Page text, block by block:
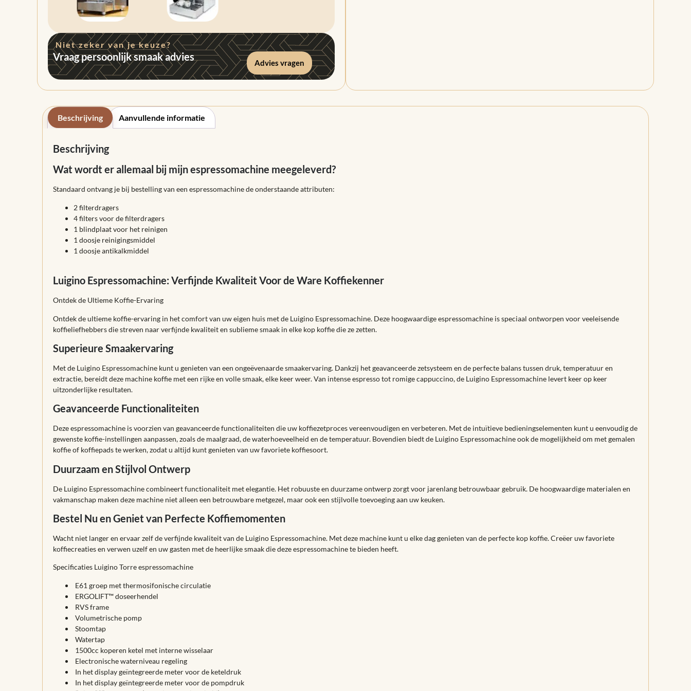
Niet zeker van je keuze?
Vraag persoonlijk smaak advies Advies vragen
Beschrijving Aanvullende informatie
Beschrijving
Wat wordt er allemaal bij mijn espressomachine meegeleverd?
Standaard ontvang je bij bestelling van een espressomachine de onderstaande attributen:
2 filterdragers
4 filters voor de filterdragers
1 blindplaat voor het reinigen
1 doosje reinigingsmiddel
1 doosje antikalkmiddel
Luigino Espressomachine: Verfijnde Kwaliteit Voor de Ware Koffiekenner
Ontdek de Ultieme Koffie-Ervaring
Ontdek de ultieme koffie-ervaring in het comfort van uw eigen huis met de Luigino Espressomachine. Deze hoogwaardige espressomachine is speciaal ontworpen voor veeleisende
koffieliefhebbers die streven naar verfijnde kwaliteit en sublieme smaak in elke kop koffie die ze zetten.
Superieure Smaakervaring
Met de Luigino Espressomachine kunt u genieten van een ongeëvenaarde smaakervaring. Dankzij het geavanceerde zetsysteem en de perfecte balans tussen druk, temperatuur en
extractie, bereidt deze machine koffie met een rijke en volle smaak, elke keer weer. Van intense espresso tot romige cappuccino, de Luigino Espressomachine levert keer op keer
uitzonderlijke resultaten.
Geavanceerde Functionaliteiten
Deze espressomachine is voorzien van geavanceerde functionaliteiten die uw koffiezetproces vereenvoudigen en verbeteren. Met de intuïtieve bedieningselementen kunt u eenvoudig de
gewenste koffie-instellingen aanpassen, zoals de maalgraad, de waterhoeveelheid en de temperatuur. Bovendien biedt de Luigino Espressomachine ook de mogelijkheid om met gemalen
koffie of koffiepads te werken, zodat u altijd kunt genieten van uw favoriete koffiesoort.
Duurzaam en Stijlvol Ontwerp
De Luigino Espressomachine combineert functionaliteit met elegantie. Het robuuste en duurzame ontwerp zorgt voor jarenlang betrouwbaar gebruik. De hoogwaardige materialen en
vakmanschap maken deze machine niet alleen een betrouwbare metgezel, maar ook een stijlvolle toevoeging aan uw keuken.
Bestel Nu en Geniet van Perfecte Koffiemomenten
Wacht niet langer en ervaar zelf de verfijnde kwaliteit van de Luigino Espressomachine. Met deze machine kunt u elke dag genieten van de perfecte kop koffie. Creëer uw favoriete
koffiecreaties en verwen uzelf en uw gasten met de heerlijke smaak die deze espressomachine te bieden heeft.
Specificaties Luigino Torre espressomachine
E61 groep met thermosifonische circulatie
ERGOLIFT™ doseerhendel
RVS frame
Volumetrische pomp
Stoomtap
Watertap
1500cc koperen ketel met interne wisselaar
Electronische waterniveau regeling
In het display geïntegreerde meter voor de keteldruk
In het display geïntegreerde meter voor de pompdruk